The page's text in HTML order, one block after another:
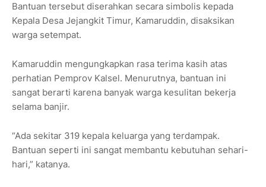
Bantuan tersebut diserahkan secara simbolis kepada
Kepala Desa Jejangkit Timur, Kamaruddin, disaksikan
warga setempat.
Kamaruddin mengungkapkan rasa terima kasih atas
perhatian Pemprov Kalsel. Menurutnya, bantuan ini
sangat berarti karena banyak warga kesulitan bekerja
selama banjir.
“Ada sekitar 319 kepala keluarga yang terdampak.
Bantuan seperti ini sangat membantu kebutuhan sehari-
hari,” katanya.